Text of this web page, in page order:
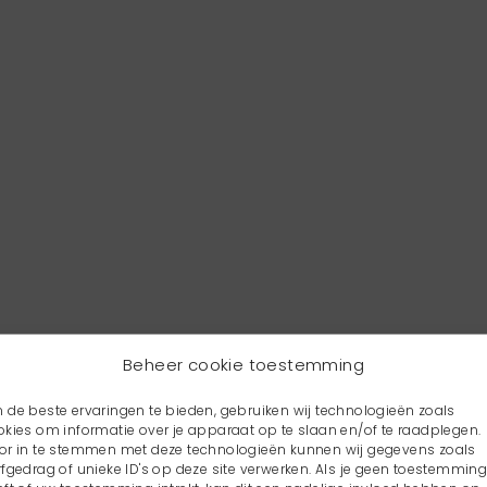
Beheer cookie toestemming
de beste ervaringen te bieden, gebruiken wij technologieën zoals
om informatie over je apparaat op te slaan en/of te raadplegen.
in te stemmen met deze technologieën kunnen wij gegevens zoals
of unieke ID's op deze site verwerken. Als je geen toestemming